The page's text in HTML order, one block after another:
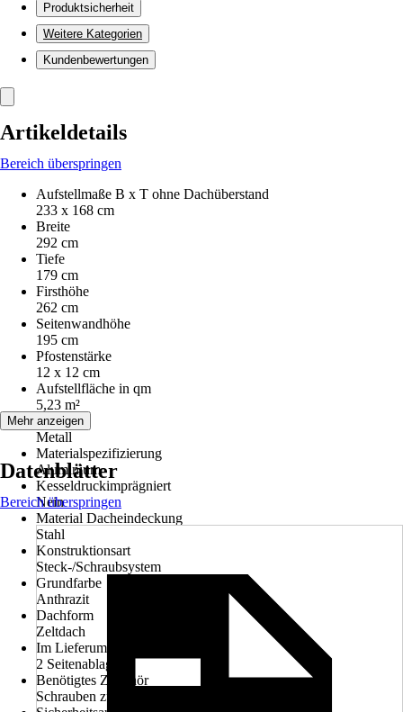
Produktsicherheit
Weitere Kategorien
Kundenbewertungen
Artikeldetails
Bereich überspringen
Aufstellmaße B x T ohne Dachüberstand
233 x 168 cm
Breite
292 cm
Tiefe
179 cm
Firsthöhe
262 cm
Seitenwandhöhe
195 cm
Pfostenstärke
12 x 12 cm
Aufstellfläche in qm
5,23 m²
Material
Metall
Materialspezifizierung
Aluminium
Kesseldruckimprägniert
Nein
Material Dacheindeckung
Stahl
Konstruktionsart
Steck-/Schraubsystem
Grundfarbe
Anthrazit
Dachform
Zeltdach
Im Lieferumfang enthalten
2 Seitenablagen
Benötigtes Zubehör
Schrauben zur Bodenbefestigung
Mehr anzeigen
Datenblätter
Bereich überspringen